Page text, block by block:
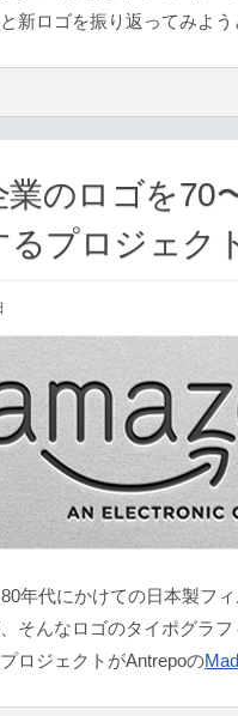
新ロゴを振り返ってみよう
業のロゴを70
るプロジェク
年代にかけての日本製フ
そんなロゴのタイポグラ
ロジェクトがAntrepoの